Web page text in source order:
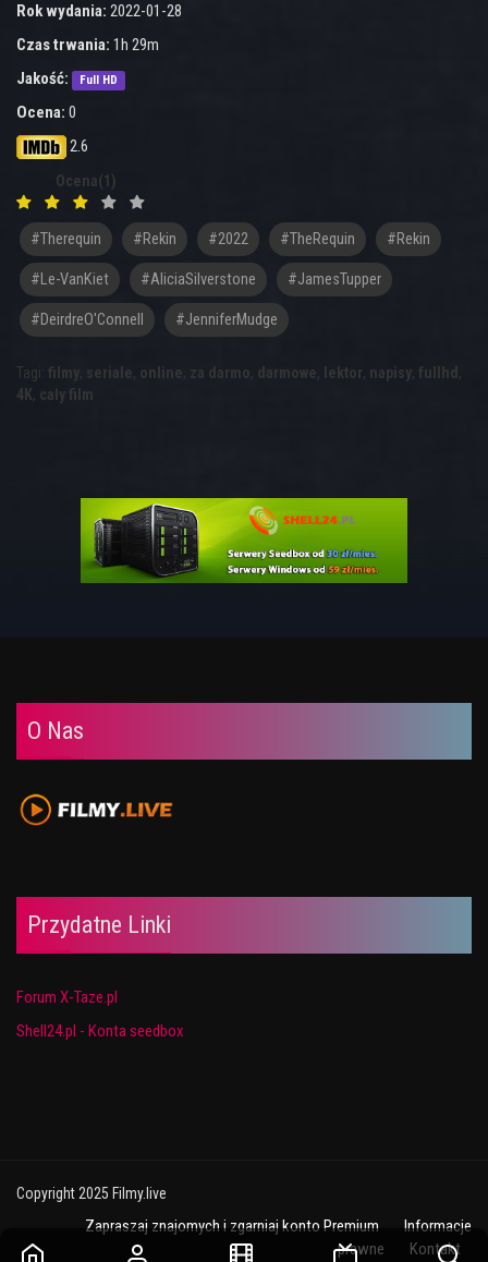
Rok wydania: 2022-01-28
Czas trwania: 1h 29m
Jakość:
Full HD
Ocena: 0
2.6
Ocena(1)
#therequin #rekin #2022 #TheRequin #Rekin
#Le-VanKiet #AliciaSilverstone #JamesTupper
#DeirdreO'Connell #JenniferMudge
Tagi: filmy, seriale, online, za darmo, darmowe, lektor, napisy, fullhd ,
4K, cały film
O Nas
Przydatne Linki
Forum X-Taze.pl
Shell24.pl - Konta seedbox
Copyright 2025 Filmy.live
Zapraszaj znajomych i zgarniaj konto Premium
Informacje
prawne
Kontakt